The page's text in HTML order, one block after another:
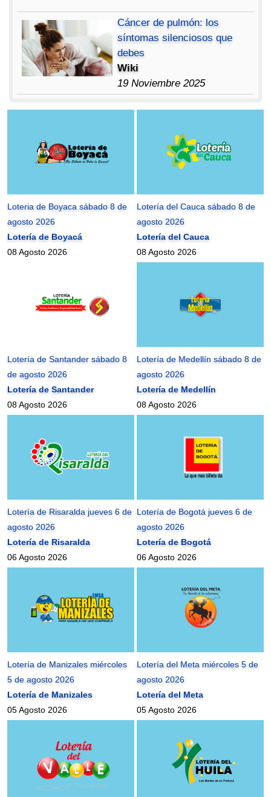
Cáncer de pulmón: los
síntomas silenciosos que
debes
Wiki
19 Noviembre 2025
Loteria de Boyaca sábado 8 de
agosto 2026
Lotería de Boyacá
08 Agosto 2026
Lotería del Cauca sábado 8 de
agosto 2026
Lotería del Cauca
08 Agosto 2026
Lotería de Santander sábado 8
de agosto 2026
Lotería de Santander
08 Agosto 2026
Lotería de Medellín sábado 8 de
agosto 2026
Lotería de Medellín
08 Agosto 2026
Lotería de Risaralda jueves 6 de
agosto 2026
Lotería de Risaralda
06 Agosto 2026
Lotería de Bogotá jueves 6 de
agosto 2026
Lotería de Bogotá
06 Agosto 2026
Lotería de Manizales miércoles
5 de agosto 2026
Lotería de Manizales
05 Agosto 2026
Lotería del Meta miércoles 5 de
agosto 2026
Lotería del Meta
05 Agosto 2026